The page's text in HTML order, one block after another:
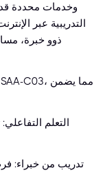
وخدمات محددة قد
التدريبية عبر
التعلم
تدريب من خبراء: